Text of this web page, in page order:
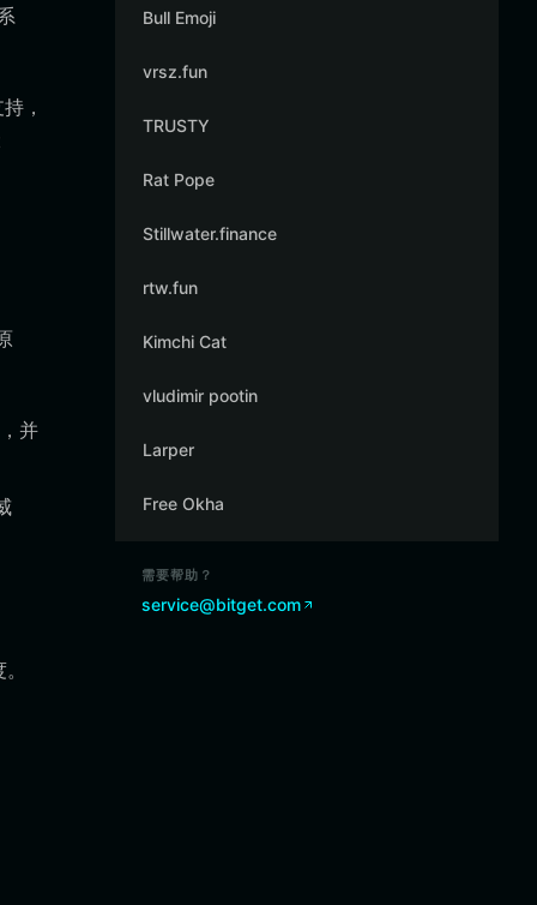
，
并
Bull Emoji
vrsz.fun
TRUSTY
Rat Pope
Stillwater.finance
rtw.fun
Kimchi Cat
vludimir pootin
Larper
Free Okha
需要帮助？
service@bitget.com